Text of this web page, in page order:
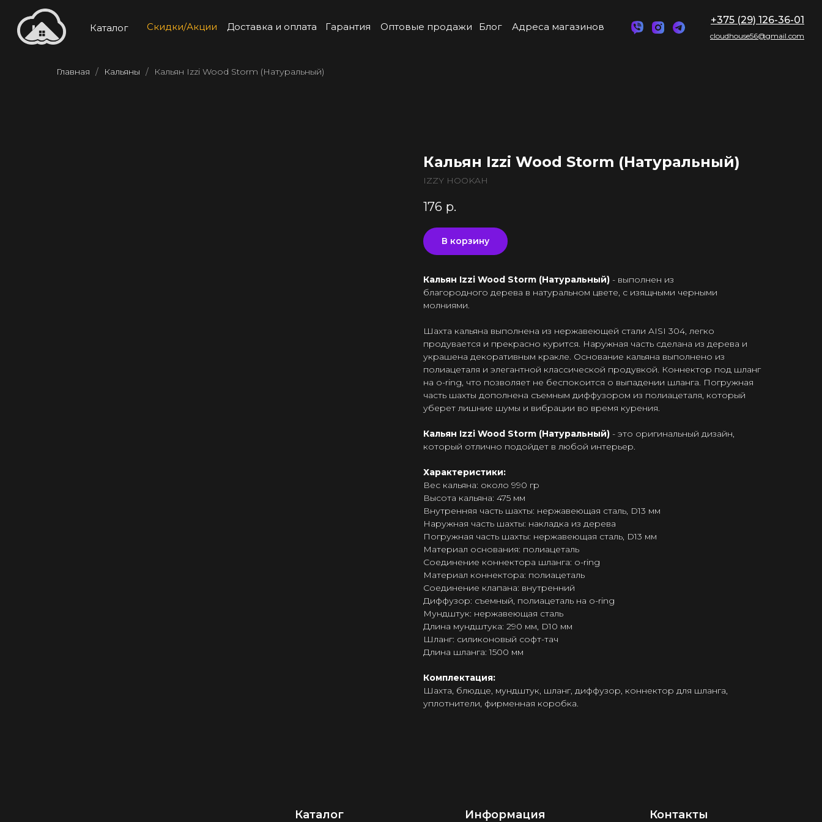
Каталог Скидки/Акции Доставка и оплата Гарантия Оптовые продажи Блог Адреса магазинов
+375 (29) 126-36-01
cloudhouse56@gmail.com
Главная Кальяны Кальян Izzi Wood Storm (Натуральный)
Кальян Izzi Wood Storm (Натуральный)
IZZY HOOKAH
176 р.
В корзину
Кальян Izzi Wood Storm (Натуральный) - выполнен из
благородного дерева в натуральном цвете, с изящными черными
молниями.
Шахта кальяна выполнена из нержавеющей стали AISI 304, легко
продувается и прекрасно курится. Наружная часть сделана из дерева и
украшена декоративным кракле. Основание кальяна выполнено из
полиацеталя и элегантной классической продувкой. Коннектор под шланг
на o-ring, что позволяет не беспокоится о выпадении шланга. Погружная
часть шахты дополнена съемным диффузором из полиацеталя, который
уберет лишние шумы и вибрации во время курения.
Кальян Izzi Wood Storm (Натуральный) - это оригинальный дизайн,
который отлично подойдет в любой интерьер.
Характеристики:
Вес кальяна: около 990 гр
Высота кальяна: 475 мм
Внутренняя часть шахты: нержавеющая сталь, D13 мм
Наружная часть шахты: накладка из дерева
Погружная часть шахты: нержавеющая сталь, D13 мм
Материал основания: полиацеталь
Соединение коннектора шланга: o-ring
Материал коннектора: полиацеталь
Соединение клапана: внутренний
Диффузор: съемный, полиацеталь на o-ring
Мундштук: нержавеющая сталь
Длина мундштука: 290 мм, D10 мм
Шланг: силиконовый софт-тач
Длина шланга: 1500 мм
Комплектация:
Шахта, блюдце, мундштук, шланг, диффузор, коннектор для шланга,
уплотнители, фирменная коробка.
Каталог Информация Контакты